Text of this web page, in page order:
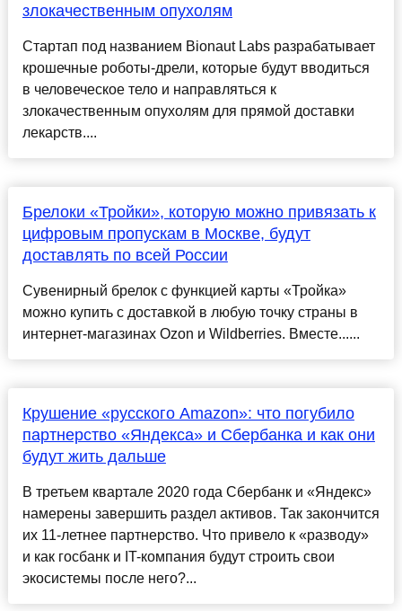
злокачественным опухолям
Стартап под названием Bionaut Labs разрабатывает
крошечные роботы-дрели, которые будут вводиться
в человеческое тело и направляться к
злокачественным опухолям для прямой доставки
лекарств....
Брелоки «Тройки», которую можно привязать к
цифровым пропускам в Москве, будут
доставлять по всей России
Сувенирный брелок с функцией карты «Тройка»
можно купить с доставкой в любую точку страны в
интернет-магазинах Ozon и Wildberries. Вместе......
Крушение «русского Amazon»: что погубило
партнерство «Яндекса» и Сбербанка и как они
будут жить дальше
В третьем квартале 2020 года Сбербанк и «Яндекс»
намерены завершить раздел активов. Так закончится
их 11-летнее партнерство. Что привело к «разводу»
и как госбанк и IT-компания будут строить свои
экосистемы после него?...